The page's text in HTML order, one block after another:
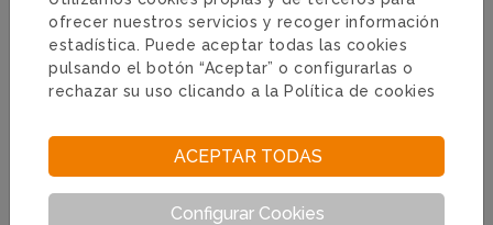
con nosotros! :)
Y RECUERDA.......
Si estás pensando en viajar para conocer a tu
nuestras recomendaciones!
También puedes hacer la consulta en nuestro
Y si ya has viajado y quieres compartir tu
ofrecer nuestros servicios y recoger información
estadística. Puede aceptar todas las cookies
pulsando el botón “Aceptar” o configurarlas o
rechazar su uso clicando a la Política de cookies
ACEPTAR TODAS
Configurar Cookies